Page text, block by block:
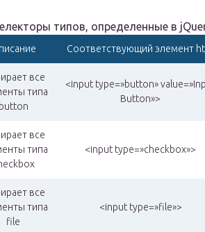
типов, определенные в
Соответствующий элемент
все
типа
button
<input type=»button»
Button»>
все
типа
<input type=»checkbox»>
все
типа
file
<input type=»file»>